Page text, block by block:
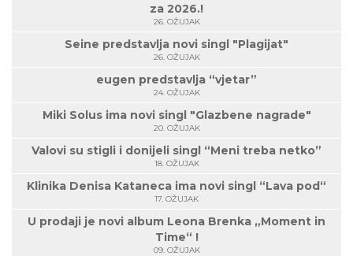
za 2026.!
26. OŽUJAK
Seine predstavlja novi singl "Plagijat"
26. OŽUJAK
eugen predstavlja “vjetar”
24. OŽUJAK
Miki Solus ima novi singl "Glazbene nagrade"
20. OŽUJAK
Valovi su stigli i donijeli singl “Meni treba netko”
18. OŽUJAK
Klinika Denisa Kataneca ima novi singl “Lava pod“
17. OŽUJAK
U prodaji je novi album Leona Brenka „Moment in
Time“ !
09. OŽUJAK